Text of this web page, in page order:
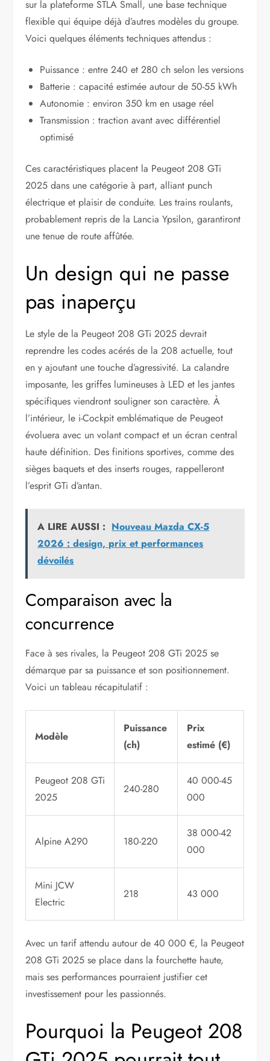
sur la plateforme STLA Small, une base technique
flexible qui équipe déjà d’autres modèles du groupe.
Voici quelques éléments techniques attendus :
Puissance : entre 240 et 280 ch selon les versions
Batterie : capacité estimée autour de 50-55 kWh
Autonomie : environ 350 km en usage réel
Transmission : traction avant avec différentiel
optimisé
Ces caractéristiques placent la Peugeot 208 GTi
2025 dans une catégorie à part, alliant punch
électrique et plaisir de conduite. Les trains roulants,
probablement repris de la Lancia Ypsilon, garantiront
une tenue de route affûtée.
Un design qui ne passe
pas inaperçu
Le style de la Peugeot 208 GTi 2025 devrait
reprendre les codes acérés de la 208 actuelle, tout
en y ajoutant une touche d’agressivité. La calandre
imposante, les griffes lumineuses à LED et les jantes
spécifiques viendront souligner son caractère. À
l’intérieur, le i-Cockpit emblématique de Peugeot
évoluera avec un volant compact et un écran central
haute définition. Des finitions sportives, comme des
sièges baquets et des inserts rouges, rappelleront
l’esprit GTi d’antan.
A LIRE AUSSI : Nouveau Mazda CX-5
2026 : design, prix et performances
dévoilés
Comparaison avec la
concurrence
Face à ses rivales, la Peugeot 208 GTi 2025 se
démarque par sa puissance et son positionnement.
Voici un tableau récapitulatif :
Modèle
Puissance
(ch)
Prix
estimé (€)
Peugeot 208 GTi
2025
240-280
40 000-45
000
Alpine A290 180-220
38 000-42
000
Mini JCW
Electric
218 43 000
Avec un tarif attendu autour de 40 000 €, la Peugeot
208 GTi 2025 se place dans la fourchette haute,
mais ses performances pourraient justifier cet
investissement pour les passionnés.
Pourquoi la Peugeot 208